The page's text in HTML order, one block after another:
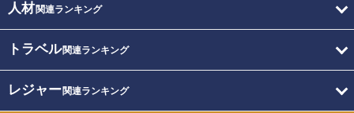
人材関連ランキング
トラベル関連ランキング
レジャー関連ランキング